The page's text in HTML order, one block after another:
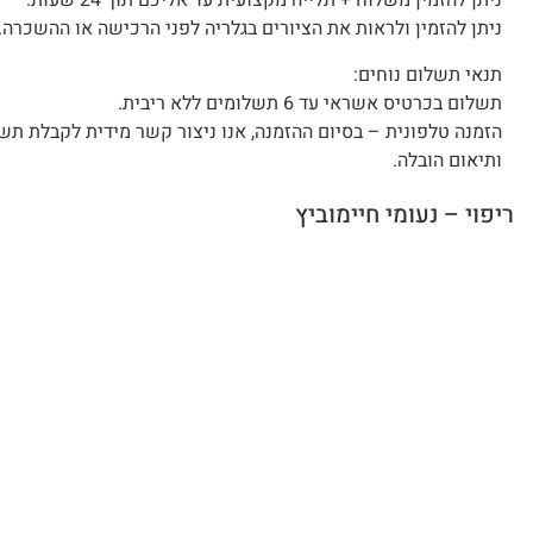
ניתן להזמין ולראות את הציורים בגלריה לפני הרכישה או
תנאי תשלום נוחים:
תשלום בכרטיס אשראי עד 6 תשלומים ללא ריבית.
הזמנה טלפונית – בסיום ההזמנה, אנו ניצור קשר מידית לקבלת
ותיאום הובלה.
ריפוי – נעומי חיימוביץ